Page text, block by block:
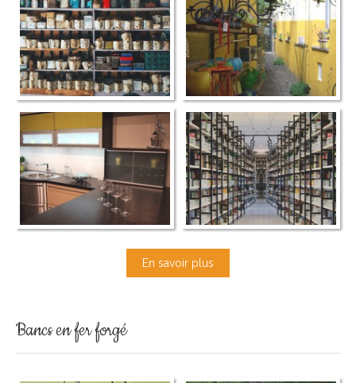
En savoir plus
Bancs en fer forgé